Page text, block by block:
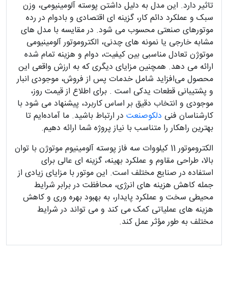
تاثیر دارد. این مدل به دلیل داشتن پوسته آلومینیومی، وزن
سبک و عملکرد دائم‌ کار، گزینه‌ ای اقتصادی و بادوام در رده
موتورهای صنعتی محسوب می‌ شود. در مقایسه با مدل‌ های
مشابه خارجی یا نمونه‌ های چدنی، الکتروموتور آلومینیومی
موتوژن تعادل مناسبی بین کیفیت، دوام و هزینه تمام‌ شده
ارائه می‌ دهد. همچنین مزایای دیگری که به ارزش واقعی این
محصول می‌افزاید شامل خدمات پس از فروش، موجودی انبار
و پشتیبانی قطعات یدکی است . برای اطلاع از قیمت روز،
موجودی و انتخاب دقیق بر اساس کاربرد، پیشنهاد می‌ شود با
کارشناسان فنی دلکوصنعت در ارتباط باشید. ما آماده‌ایم تا
بهترین راهکار را متناسب با نیاز پروژه شما ارائه دهیم.
الکتروموتور 11 کیلووات سه فاز پوسته آلومینیوم موتوژن با توان
بالا، طراحی مقاوم و عملکرد بهینه، گزینه‌ ای عالی برای
استفاده در صنایع مختلف است. این موتور با مزایای زیادی از
جمله کاهش هزینه‌ های انرژی، محافظت در برابر شرایط
محیطی سخت و عملکرد پایدار، به بهبود بهره‌ وری و کاهش
هزینه‌ های عملیاتی کمک می‌ کند و می‌ تواند در شرایط
مختلف به‌ طور مؤثر عمل کند.